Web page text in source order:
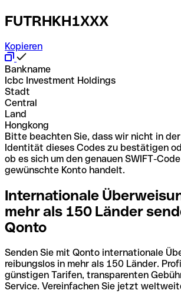
FUTRHKH1XXX
Kopieren
Bankname
Icbc Investment Holdings
Stadt
Central
Land
Hongkong
Bitte beachten Sie, dass wir nicht in
Identität dieses Codes zu bestätigen
ob es sich um den genauen SWIFT-
gewünschte Konto handelt.
Internationale
mehr als 150 Länder
Qonto
Senden Sie mit Qonto internationale
reibungslos in mehr als 150 Länder.
günstigen Tarifen, transparenten
Service. Vereinfachen Sie jetzt